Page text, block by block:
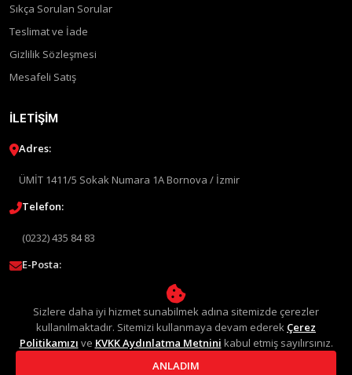
Sıkça Sorulan Sorular
Teslimat ve İade
Gizlilik Sözleşmesi
Mesafeli Satış
İLETIŞIM
Adres:
ÜMİT 1411/5 Sokak Numara 1A Bornova / İzmir
Telefon:
(0232) 435 84 83
E-Posta:
© 2026 Liqui Moly Türkiye Distribütörü. Tüm Hakları Saklıdır.
Sizlere daha iyi hizmet sunabilmek adına sitemizde çerezler
kullanılmaktadır. Sitemizi kullanmaya devam ederek Çerez
Politikamızı ve KVKK Aydınlatma Metnini kabul etmiş sayılırsınız.
ANLADIM